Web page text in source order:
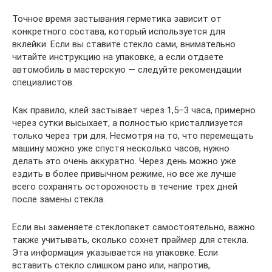
Точное время застывания герметика зависит от
конкретного состава, который используется для
вклейки. Если вы ставите стекло сами, внимательно
читайте инструкцию на упаковке, а если отдаете
автомобиль в мастерскую — следуйте рекомендации
специалистов.
Как правило, клей застывает через 1,5–3 часа, примерно
через сутки высыхает, а полностью кристаллизуется
только через три для. Несмотря на то, что перемещать
машину можно уже спустя несколько часов, нужно
делать это очень аккуратно. Через день можно уже
ездить в более привычном режиме, но все же лучше
всего сохранять осторожность в течение трех дней
после замены стекла.
Если вы заменяете стеклопакет самостоятельно, важно
также учитывать, сколько сохнет праймер для стекла.
Эта информация указывается на упаковке. Если
вставить стекло слишком рано или, напротив,